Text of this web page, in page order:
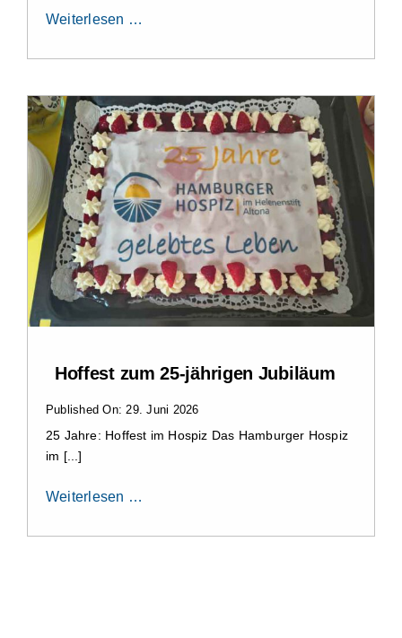
Weiterlesen …
Hoffest zum 25-jährigen Jubiläum
Published On: 29. Juni 2026
25 Jahre: Hoffest im Hospiz Das Hamburger Hospiz
im [...]
Weiterlesen …